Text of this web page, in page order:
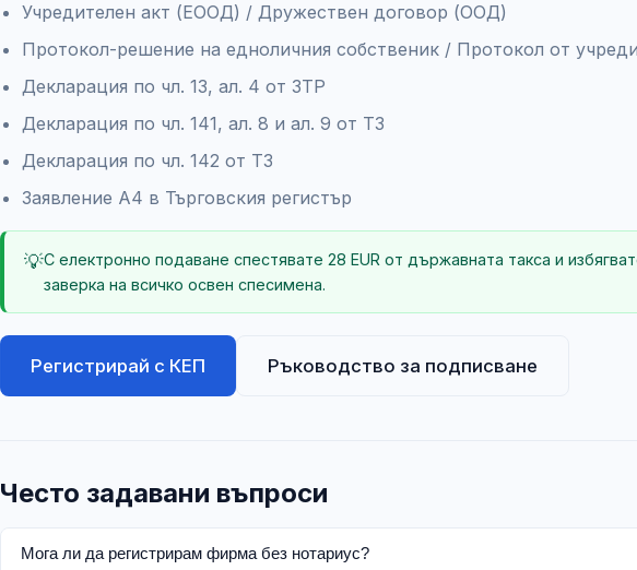
Учредителен акт (ЕООД) / Дружествен договор (ООД)
Протокол-решение на едноличния собственик / Протокол от
Декларация по чл. 13, ал. 4 от ЗТР
Декларация по чл. 141, ал. 8 и ал. 9 от ТЗ
Декларация по чл. 142 от ТЗ
Заявление А4 в Търговския регистър
💡С електронно подаване спестявате 28 EUR от държавната такса и
заверка на всичко освен спесимена.
Регистрирай с КЕП Ръководство за подписване
Често задавани въпроси
Мога ли да регистрирам фирма без нотариус?